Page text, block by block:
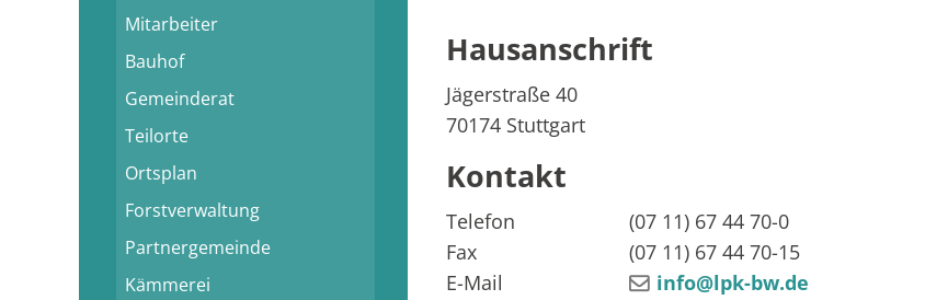
Mitarbeiter
Bauhof
Gemeinderat
Teilorte
Ortsplan
Forstverwaltung
Partnergemeinde
Kämmerei
Hausanschrift
Jägerstraße 40
70174 Stuttgart
Kontakt
Telefon (07 11) 67 44 70-0
Fax
(07 11) 67 44 70-15
E-Mail
info@lpk-bw.de